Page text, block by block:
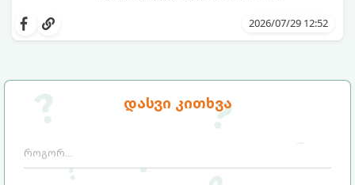
დასვი კითხვა
იშლება მნიშვნელოვანი გარიგებები,
ასეთ მომენტებში ადვილია
ეზოთერიკასა და ფსიქოლოგიაში ეს
ფენომენი ხშირად სხვანაირად
რეალური, მაგრამ ჯერ კიდევ უხილავი
მომხდარი მარცხი სასჯელი კი არა,
სამყაროს მცდელობაა:
2026/07/29 12:52